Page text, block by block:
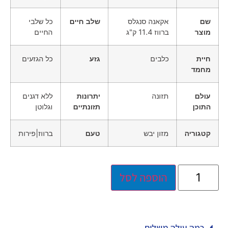
שם
מוצר
אקאנה סנגלס
ברווז 11.4 ק"ג
שלב חיים
כל שלבי
החיים
חיית
מחמד
כלבים גזע כל הגזעים
עולם
התוכן
תזונה
יתרונות
תזונתיים
ללא דגנים
וגלוטן
קטגוריה מזון יבש טעם ברווז|פירות
הוספה לסל